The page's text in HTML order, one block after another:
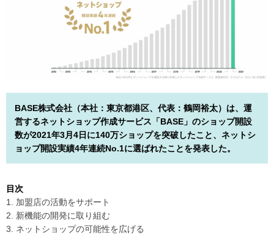
BASE株式会社（本社：東京都港区、代表：鶴岡裕太）は、運
営するネットショップ作成サービス「BASE」のショップ開設
数が2021年3月4日に140万ショップを突破したこと、ネットシ
ョップ開設実績4年連続No.1に選ばれたことを発表した。
目次
1. 加盟店の活動をサポート
2. 新機能の開発に取り組む
3. ネットショップの可能性を広げる